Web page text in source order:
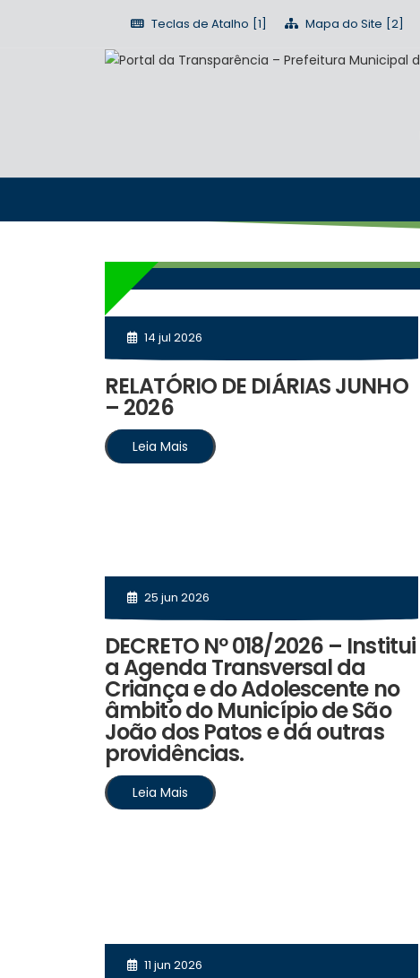
Teclas de Atalho Mapa do Site
14 jul 2026
RELATÓRIO DE DIÁRIAS JUNHO
– 2026
Leia Mais
25 jun 2026
DECRETO Nº 018/2026 – Institui
a Agenda Transversal da
Criança e do Adolescente no
âmbito do Município de São
João dos Patos e dá outras
providências.
Leia Mais
11 jun 2026